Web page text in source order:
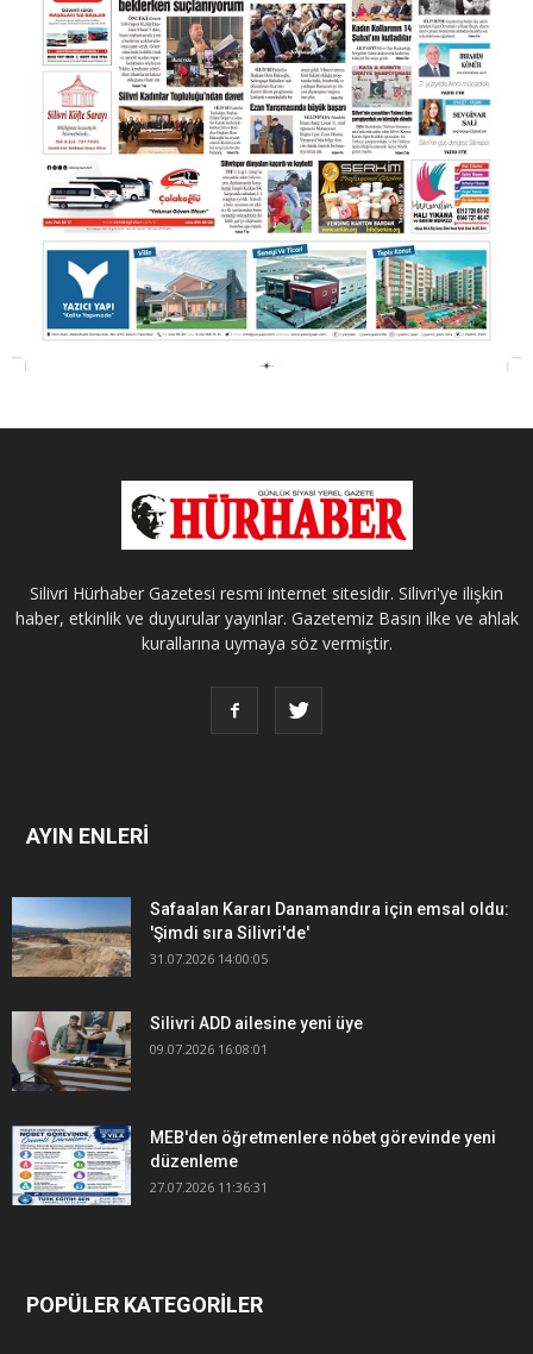
Silivri Hürhaber Gazetesi resmi internet sitesidir. Silivri'ye ilişkin
haber, etkinlik ve duyurular yayınlar. Gazetemiz Basın ilke ve ahlak
kurallarına uymaya söz vermiştir.
AYIN ENLERİ
Safaalan Kararı Danamandıra için emsal oldu:
'Şimdi sıra Silivri'de'
31.07.2026 14:00:05
Silivri ADD ailesine yeni üye
09.07.2026 16:08:01
MEB'den öğretmenlere nöbet görevinde yeni
düzenleme
27.07.2026 11:36:31
POPÜLER KATEGORİLER